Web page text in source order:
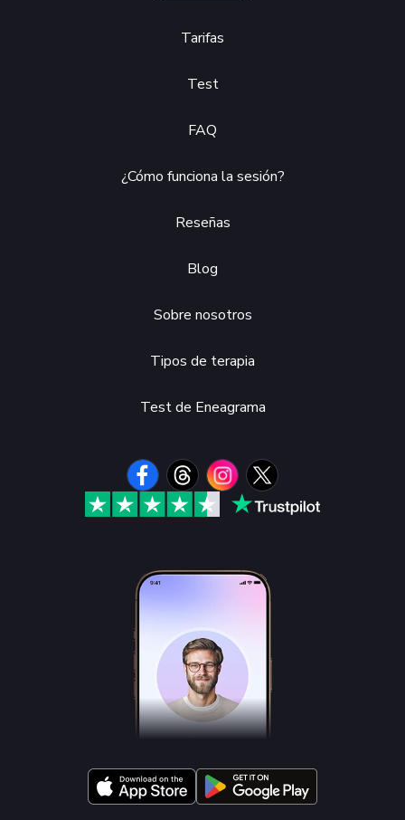
Tarifas
Test
FAQ
¿Cómo funciona la sesión?
Reseñas
Blog
Sobre nosotros
Tipos de terapia
Test de Eneagrama